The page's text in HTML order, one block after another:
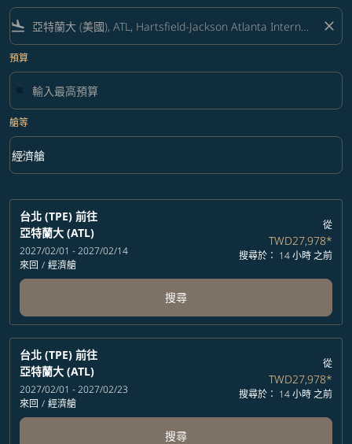
flight_land close
預算
艙等
艙等 option 經濟艙 Selected
經濟艙
keyboard_arrow_down
台北 (TPE) 前往
亞特蘭大 (ATL)
2027/02/01 - 2027/02/14
來回 / 經濟艙
從
TWD27,978*
搜尋於： 14 小時 之前
搜尋
台北 (TPE) 前往
亞特蘭大 (ATL)
2027/02/01 - 2027/02/23
來回 / 經濟艙
從
TWD27,978*
搜尋於： 14 小時 之前
搜尋